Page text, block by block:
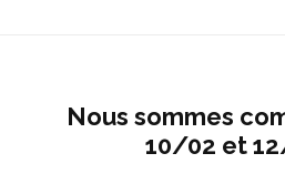
Nous sommes
10/02 et